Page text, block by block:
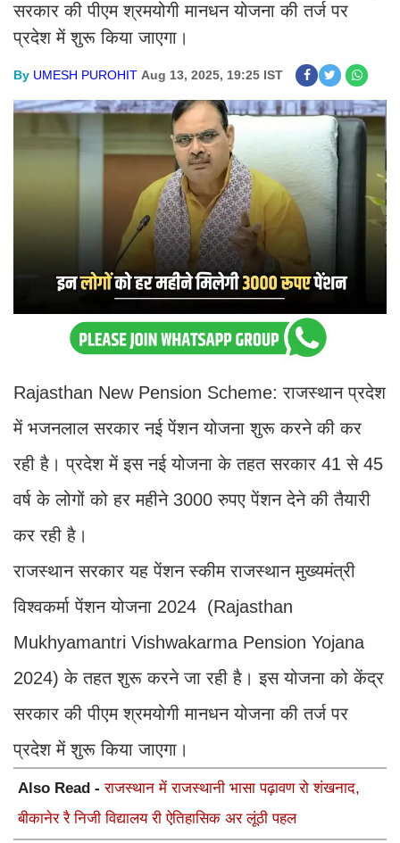
सरकार की पीएम श्रमयोगी मानधन योजना की तर्ज पर
प्रदेश में शुरू किया जाएगा।
By UMESH PUROHIT Aug 13, 2025, 19:25 IST
Rajasthan New Pension Scheme: राजस्थान प्रदेश
में भजनलाल सरकार नई पेंशन योजना शुरू करने की कर
रही है। प्रदेश में इस नई योजना के तहत सरकार 41 से 45
वर्ष के लोगों को हर महीने 3000 रुपए पेंशन देने की तैयारी
कर रही है।
राजस्थान सरकार यह पेंशन स्कीम राजस्थान मुख्यमंत्री
विश्वकर्मा पेंशन योजना 2024 (Rajasthan
Mukhyamantri Vishwakarma Pension Yojana
2024) के तहत शुरू करने जा रही है। इस योजना को केंद्र
सरकार की पीएम श्रमयोगी मानधन योजना की तर्ज पर
प्रदेश में शुरू किया जाएगा।
Also Read -राजस्थान में राजस्थानी भासा पढ़ावण रो शंखनाद,
बीकानेर रै निजी विद्यालय री ऐतिहासिक अर लूंठी पहल